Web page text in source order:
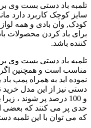
تلمبه باد دستی بست وی
سایز کوچک کاربرد دارد
کودک, وان بادی و همه
برای باد کردن محصولات
کننده باشد.
نموده اید به همراه پمپ
دستی نیز از این مدل خرید
و 100 درصد پر شوند ، زیرا
حدی پر می کنند که بعضی
که می توان با این تلمبه